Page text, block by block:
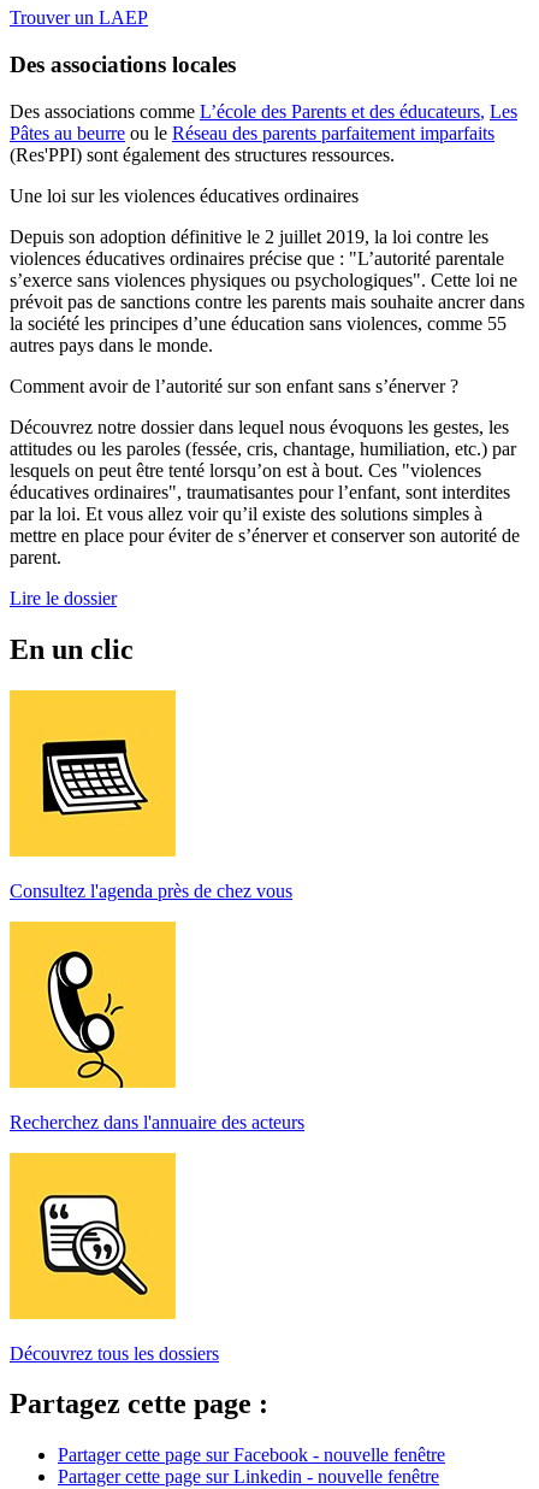
Trouver un LAEP
Des associations locales
Des associations comme L’école des Parents et des éducateurs, Les
Pâtes au beurre ou le Réseau des parents parfaitement imparfaits
(Res'PPI) sont également des structures ressources.
Une loi sur les violences éducatives ordinaires
Depuis son adoption définitive le 2 juillet 2019, la loi contre les
violences éducatives ordinaires précise que : "L’autorité parentale
s’exerce sans violences physiques ou psychologiques". Cette loi ne
prévoit pas de sanctions contre les parents mais souhaite ancrer dans
la société les principes d’une éducation sans violences, comme 55
autres pays dans le monde.
Comment avoir de l’autorité sur son enfant sans s’énerver ?
Découvrez notre dossier dans lequel nous évoquons les gestes, les
attitudes ou les paroles (fessée, cris, chantage, humiliation, etc.) par
lesquels on peut être tenté lorsqu’on est à bout. Ces "violences
éducatives ordinaires", traumatisantes pour l’enfant, sont interdites
par la loi. Et vous allez voir qu’il existe des solutions simples à
mettre en place pour éviter de s’énerver et conserver son autorité de
parent.
Lire le dossier
En un clic
Consultez l'agenda près de chez vous
Recherchez dans l'annuaire des acteurs
Découvrez tous les dossiers
Partagez cette page :
Partager cette page sur Facebook - nouvelle fenêtre
Partager cette page sur Linkedin - nouvelle fenêtre